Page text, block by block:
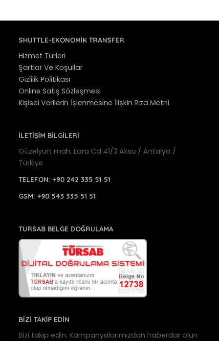
SHUTTLE-EKONOMIK TRANSFER
Hizmet Türleri
Şartlar Ve Koşullar
Gizlilik Politikası
Online Satış Sözleşmesi
Kişisel Verilerin İşlenmesine İlişkin Rıza Metni
İLETİŞİM BİLGİLERİ
Güzelyurt mah. Lara Cd 41/3 Aksu / Antalya /
Türkiye
TELEFON: +90 242 335 51 51
GSM: +90 543 335 51 51
TURSAB BELGE DOĞRULAMA
BİZİ TAKİP EDİN
Bizi takip edin. Kampanyalarımızdan haberdar olun